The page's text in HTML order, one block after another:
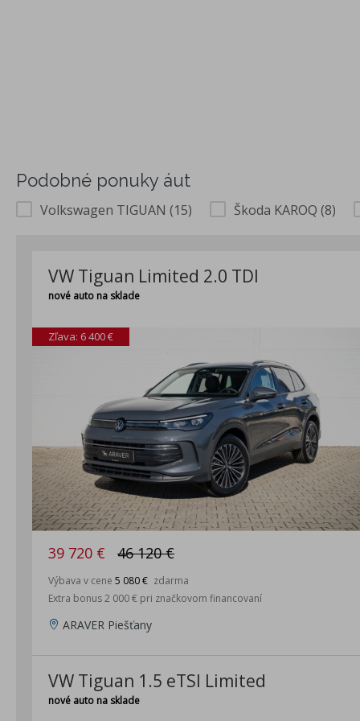
Podobné ponuky áut
Volkswagen TIGUAN (15) Škoda KAROQ (8)
VW Tiguan Limited 2.0 TDI
nové auto na sklade
Zľava: 6 400 €
39 720 € 46 120 €
Výbava v cene 5 080 € zdarma
Extra bonus 2 000 € pri značkovom financovaní
ARAVER Piešťany
VW Tiguan 1.5 eTSI Limited
nové auto na sklade